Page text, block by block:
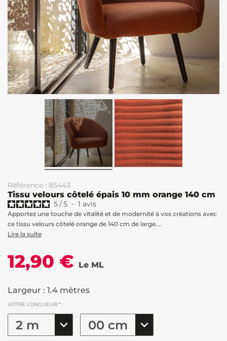
Référence : 85443
Tissu velours côtelé épais 10 mm orange 140 cm
5/5 - 1 avis
Apportez une touche de vitalité et de modernité à vos créations avec
ce tissu velours côtelé orange de 140 cm de large....
Lire la suite
12,90 € Le ML
Largeur : 1.4 mètres
VOTRE LONGUEUR * :